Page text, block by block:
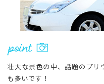
壮大な景色の中、話題のプ
も多いです！